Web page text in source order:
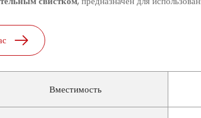
Вместимость